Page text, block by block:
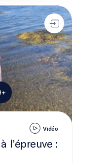
Vidéo
l’épreuve :